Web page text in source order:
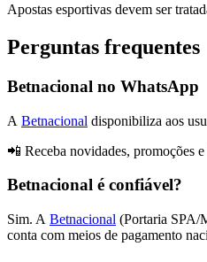
Apostas esportivas devem ser
Perguntas frequentes
Betnacional no WhatsApp
A Betnacional disponibiliza aos
📲 Receba novidades, promoções
Betnacional é confiável?
Sim. A Betnacional (Portaria SPA/
conta com meios de pagamento